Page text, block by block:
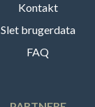
Kontakt
Slet brugerdata
FAQ